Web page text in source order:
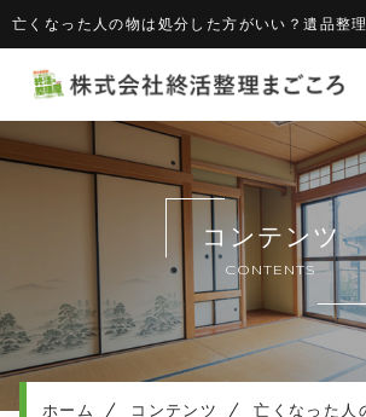
当社について
協力企業
キャンペーン
サービスメニュー
実績紹介
サービスの流れ
コンテンツ
CONTENTS
ホーム コンテンツ